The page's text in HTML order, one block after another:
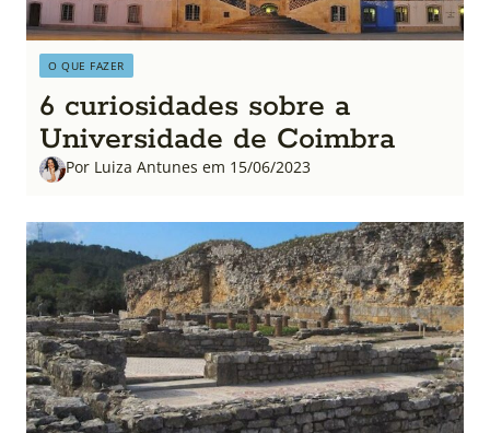
O QUE FAZER
6 curiosidades sobre a
Universidade de Coimbra
Por Luiza Antunes em 15/06/2023